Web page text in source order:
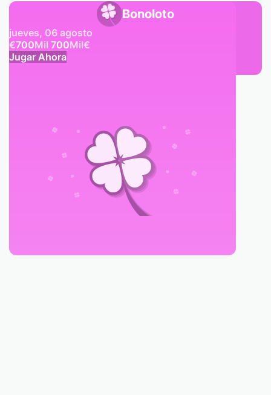
Bonoloto
jueves, 06 agosto
€700Mil 700Mil€
Jugar Ahora